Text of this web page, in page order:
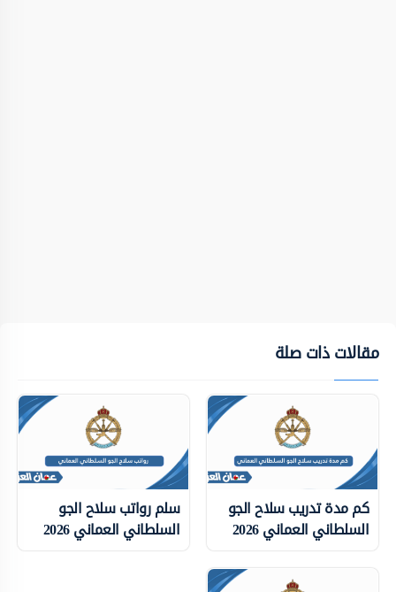
مقالات ذات صلة
كم مدة تدريب سلاح الجو
السلطاني العماني 2026
سلم رواتب سلاح الجو
السلطاني العماني 2026